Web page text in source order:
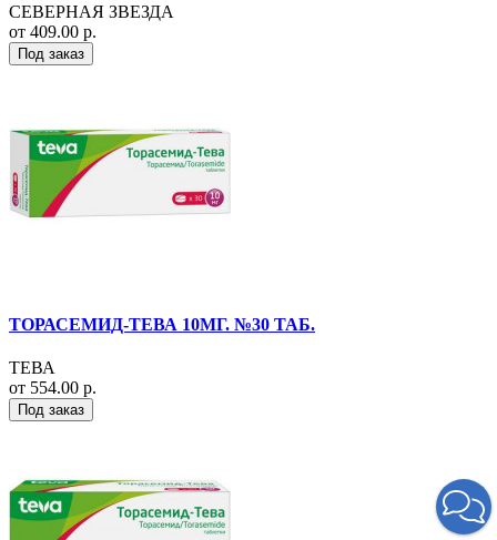
СЕВЕРНАЯ ЗВЕЗДА
от 409.00 р.
Под заказ
ТОРАСЕМИД-ТЕВА 10МГ. №30 ТАБ.
ТЕВА
от 554.00 р.
Под заказ